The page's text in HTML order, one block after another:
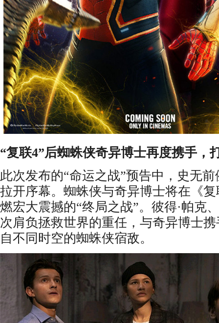
“复联4”后蜘蛛侠奇异博士再度携手，
此次发布的“命运之战”预告中，史无
拉开序幕。蜘蛛侠与奇异博士将在《
燃宏大震撼的“终局之战”。彼得·帕克
次肩负拯救世界的重任，与奇异博士
自不同时空的蜘蛛侠宿敌。